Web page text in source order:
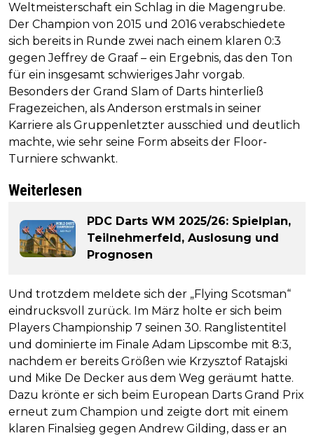
Weltmeisterschaft ein Schlag in die Magengrube.
Der Champion von 2015 und 2016 verabschiedete
sich bereits in Runde zwei nach einem klaren 0:3
gegen Jeffrey de Graaf – ein Ergebnis, das den Ton
für ein insgesamt schwieriges Jahr vorgab.
Besonders der Grand Slam of Darts hinterließ
Fragezeichen, als Anderson erstmals in seiner
Karriere als Gruppenletzter ausschied und deutlich
machte, wie sehr seine Form abseits der Floor-
Turniere schwankt.
Weiterlesen
PDC Darts WM 2025/26: Spielplan,
Teilnehmerfeld, Auslosung und
Prognosen
Und trotzdem meldete sich der „Flying Scotsman“
eindrucksvoll zurück. Im März holte er sich beim
Players Championship 7 seinen 30. Ranglistentitel
und dominierte im Finale Adam Lipscombe mit 8:3,
nachdem er bereits Größen wie Krzysztof Ratajski
und Mike De Decker aus dem Weg geräumt hatte.
Dazu krönte er sich beim European Darts Grand Prix
erneut zum Champion und zeigte dort mit einem
klaren Finalsieg gegen Andrew Gilding, dass er an